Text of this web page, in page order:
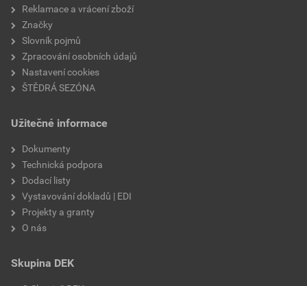
Reklamace a vrácení zboží
Značky
Slovník pojmů
Zpracování osobních údajů
Nastavení cookies
ŠTĚDRÁ SEZÓNA
Užitečné informace
Dokumenty
Technická podpora
Dodací listy
Vystavování dokladů | EDI
Projekty a granty
O nás
Skupina DEK